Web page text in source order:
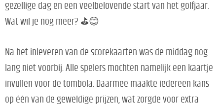
gezellige dag en een veelbelovende start van het golfjaar.
Wat wil je nog meer? ⛳️😊
Na het inleveren van de scorekaarten was de middag nog
lang niet voorbij. Alle spelers mochten namelijk een kaartje
invullen voor de tombola. Daarmee maakte iedereen kans
op één van de geweldige prijzen, wat zorgde voor extra